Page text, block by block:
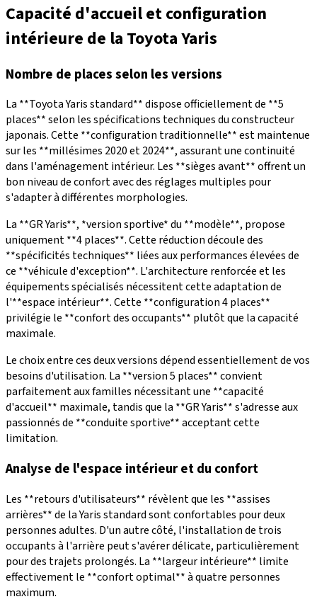
Capacité d'accueil et configuration
intérieure de la Toyota Yaris
Nombre de places selon les versions
La **Toyota Yaris standard** dispose officiellement de **5
places** selon les spécifications techniques du constructeur
japonais. Cette **configuration traditionnelle** est maintenue
sur les **millésimes 2020 et 2024**, assurant une continuité
dans l'aménagement intérieur. Les **sièges avant** offrent un
bon niveau de confort avec des réglages multiples pour
s'adapter à différentes morphologies.
La **GR Yaris**, *version sportive* du **modèle**, propose
uniquement **4 places**. Cette réduction découle des
**spécificités techniques** liées aux performances élevées de
ce **véhicule d'exception**. L'architecture renforcée et les
équipements spécialisés nécessitent cette adaptation de
l'**espace intérieur**. Cette **configuration 4 places**
privilégie le **confort des occupants** plutôt que la capacité
maximale.
Le choix entre ces deux versions dépend essentiellement de vos
besoins d'utilisation. La **version 5 places** convient
parfaitement aux familles nécessitant une **capacité
d'accueil** maximale, tandis que la **GR Yaris** s'adresse aux
passionnés de **conduite sportive** acceptant cette
limitation.
Analyse de l'espace intérieur et du confort
Les **retours d'utilisateurs** révèlent que les **assises
arrières** de la Yaris standard sont confortables pour deux
personnes adultes. D'un autre côté, l'installation de trois
occupants à l'arrière peut s'avérer délicate, particulièrement
pour des trajets prolongés. La **largeur intérieure** limite
effectivement le **confort optimal** à quatre personnes
maximum.